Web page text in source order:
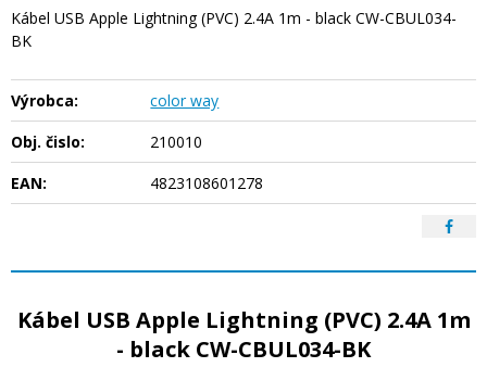
Kábel USB Apple Lightning (PVC) 2.4A 1m - black CW-CBUL034-
BK
Výrobca:
color way
Obj. čislo:
210010
EAN:
4823108601278
Kábel USB Apple Lightning (PVC) 2.4A 1m
- black CW-CBUL034-BK